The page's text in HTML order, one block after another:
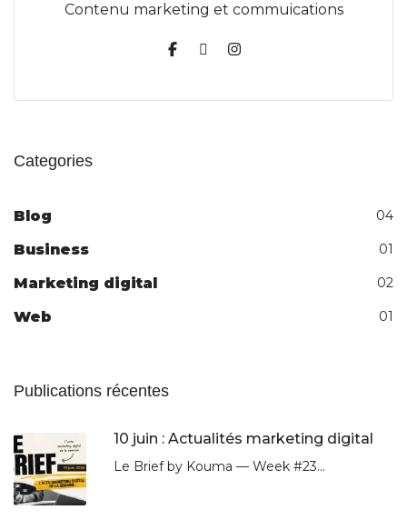
Contenu marketing et commuications
Categories
Blog 04
Business 01
Marketing digital 02
Web 01
Publications récentes
10 juin : Actualités marketing digital
Le Brief by Kouma — Week #23...